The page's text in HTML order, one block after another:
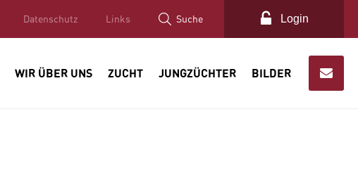
Login
Datenschutz Links Suche
WIR ÜBER UNS ZUCHT JUNGZÜCHTER BILDER